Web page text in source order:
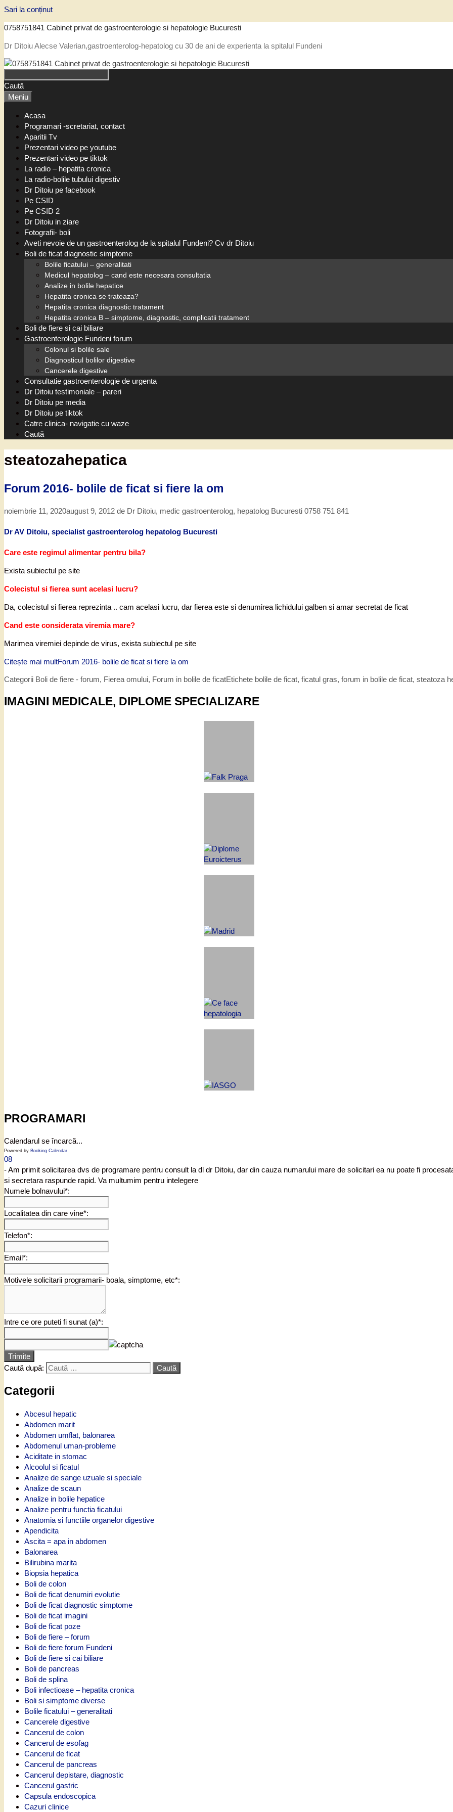
Sari la conținut
0758751841 Cabinet privat de gastroenterologie si hepatologie Bucuresti
Dr Ditoiu Alecse Valerian,gastroenterolog-hepatolog cu 30 de ani de experienta la spitalul Fundeni
Caută
Meniu
Acasa
Programari -scretariat, contact
Aparitii Tv
Prezentari video pe youtube
Prezentari video pe tiktok
La radio – hepatita cronica
La radio-bolile tubului digestiv
Dr Ditoiu pe facebook
Pe CSID
Pe CSID 2
Dr Ditoiu in ziare
Fotografii- boli
Aveti nevoie de un gastroenterolog de la spitalul Fundeni? Cv dr Ditoiu
Boli de ficat diagnostic simptome
Bolile ficatului – generalitati
Medicul hepatolog – cand este necesara consultatia
Analize in bolile hepatice
Hepatita cronica se trateaza?
Hepatita cronica diagnostic tratament
Hepatita cronica B – simptome, diagnostic, complicatii tratament
Boli de fiere si cai biliare
Gastroenterologie Fundeni forum
Colonul si bolile sale
Diagnosticul bolilor digestive
Cancerele digestive
Consultatie gastroenterologie de urgenta
Dr Ditoiu testimoniale – pareri
Dr Ditoiu pe media
Dr Ditoiu pe tiktok
Catre clinica- navigatie cu waze
Caută
steatozahepatica
Forum 2016- bolile de ficat si fiere la om
noiembrie 11, 2020august 9, 2012 de Dr Ditoiu, medic gastroenterolog, hepatolog Bucuresti 0758 751 841
Dr AV Ditoiu, specialist gastroenterolog hepatolog Bucuresti
Care este regimul alimentar pentru bila?
Exista subiectul pe site
Colecistul si fierea sunt acelasi lucru?
Da, colecistul si fierea reprezinta .. cam acelasi lucru, dar fierea este si denumirea lichidului galben si amar secretat de ficat
Cand este considerata viremia mare?
Marimea viremiei depinde de virus, exista subiectul pe site
Citește mai multForum 2016- bolile de ficat si fiere la om
Categorii Boli de fiere - forum, Fierea omului, Forum in bolile de ficatEtichete bolile de ficat, ficatul gras, forum in bolile de ficat, steatoza
IMAGINI MEDICALE, DIPLOME SPECIALIZARE
PROGRAMARI
Calendarul se încarcă...
Powered by Booking Calendar
08
- Am primit solicitarea dvs de programare pentru consult la dl dr Ditoiu, dar din cauza numarului mare de solicitari ea nu poate fi
si secretara raspunde rapid. Va multumim pentru intelegere
Numele bolnavului*:
Localitatea din care vine*:
Telefon*:
Email*:
Motivele solicitarii programarii- boala, simptome, etc*:
Intre ce ore puteti fi sunat (a)*:
Trimite
Caută după:
Categorii
Abcesul hepatic
Abdomen marit
Abdomen umflat, balonarea
Abdomenul uman-probleme
Aciditate in stomac
Alcoolul si ficatul
Analize de sange uzuale si speciale
Analize de scaun
Analize in bolile hepatice
Analize pentru functia ficatului
Anatomia si functiile organelor digestive
Apendicita
Ascita = apa in abdomen
Balonarea
Bilirubina marita
Biopsia hepatica
Boli de colon
Boli de ficat denumiri evolutie
Boli de ficat diagnostic simptome
Boli de ficat imagini
Boli de ficat poze
Boli de fiere – forum
Boli de fiere forum Fundeni
Boli de fiere si cai biliare
Boli de pancreas
Boli de splina
Boli infectioase – hepatita cronica
Boli si simptome diverse
Bolile ficatului – generalitati
Cancerele digestive
Cancerul de colon
Cancerul de esofag
Cancerul de ficat
Cancerul de pancreas
Cancerul depistare, diagnostic
Cancerul gastric
Capsula endoscopica
Cazuri clinice